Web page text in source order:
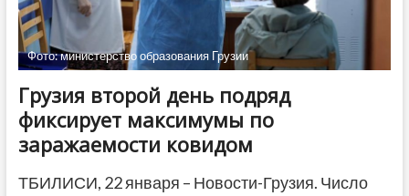
Фото: министерство образования Грузии
Грузия второй день подряд
фиксирует максимумы по
заражаемости ковидом
ТБИЛИСИ, 22 января – Новости-Грузия. Число